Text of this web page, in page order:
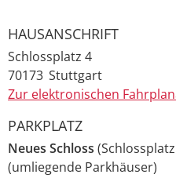
HAUSANSCHRIFT
Schlossplatz 4
70173 Stuttgart
Zur elektronischen
PARKPLATZ
Neues Schloss
(umliegende Parkhäuser)